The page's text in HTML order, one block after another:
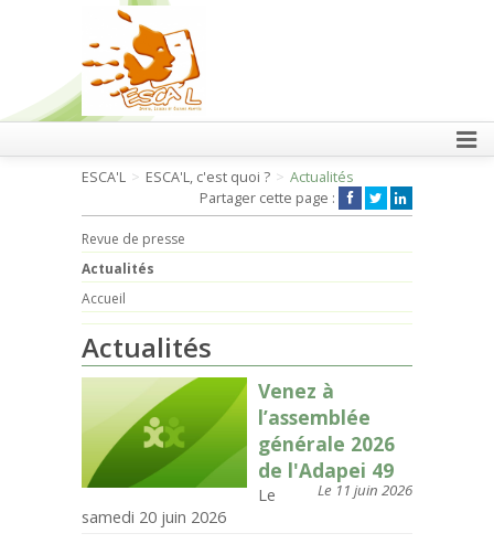
FAIRE UN DON
ESCA'L ESCA'L, c'est quoi ?
Actualités
Partager cette page :
Revue de presse
Actualités
Accueil
Actualités
Venez à
l’assemblée
générale 2026
de l'Adapei 49
Le 11 juin 2026
Le
samedi 20 juin 2026